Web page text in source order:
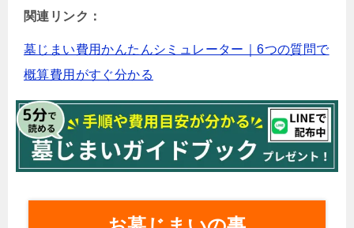
関連リンク：
墓じまい費用かんたんシミュレーター｜6つの質問で
概算費用がすぐ分かる